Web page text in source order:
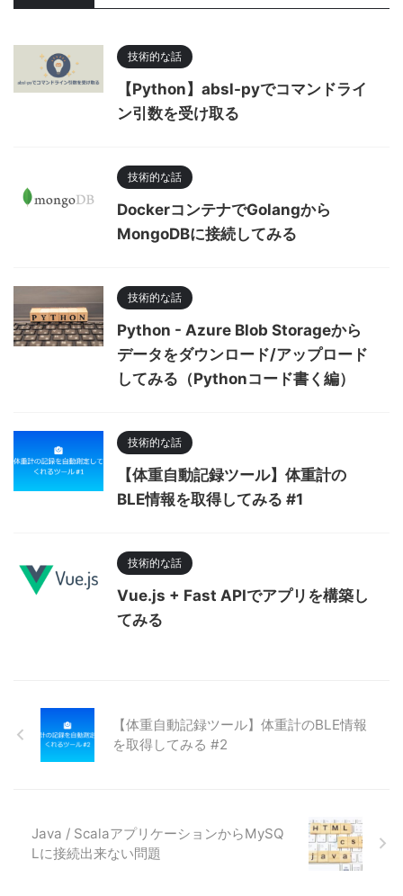
技術的な話
【Python】absl-pyでコマンドライ
ン引数を受け取る
技術的な話
DockerコンテナでGolangから
MongoDBに接続してみる
技術的な話
Python - Azure Blob Storageから
データをダウンロード/アップロード
してみる（Pythonコード書く編）
技術的な話
【体重自動記録ツール】体重計の
BLE情報を取得してみる #1
技術的な話
Vue.js + Fast APIでアプリを構築し
てみる
【体重自動記録ツール】体重計のBLE情報
を取得してみる #2
Java / ScalaアプリケーションからMySQ
Lに接続出来ない問題